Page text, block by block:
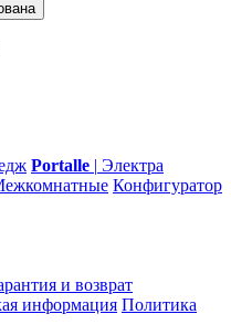
Portalle | Электра
Конфигуратор
и возврат
информация Политика